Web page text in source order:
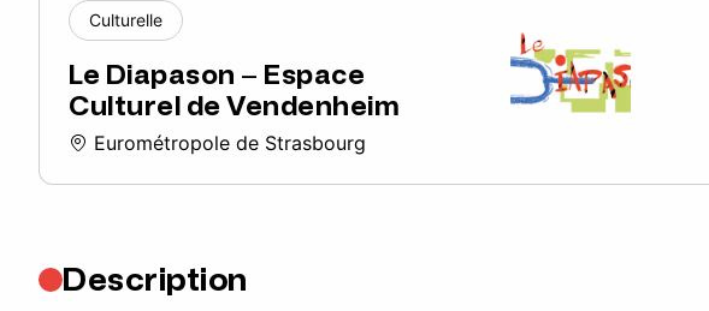
Culturelle
Le Diapason – Espace
Culturel de Vendenheim
Eurométropole de Strasbourg
Description